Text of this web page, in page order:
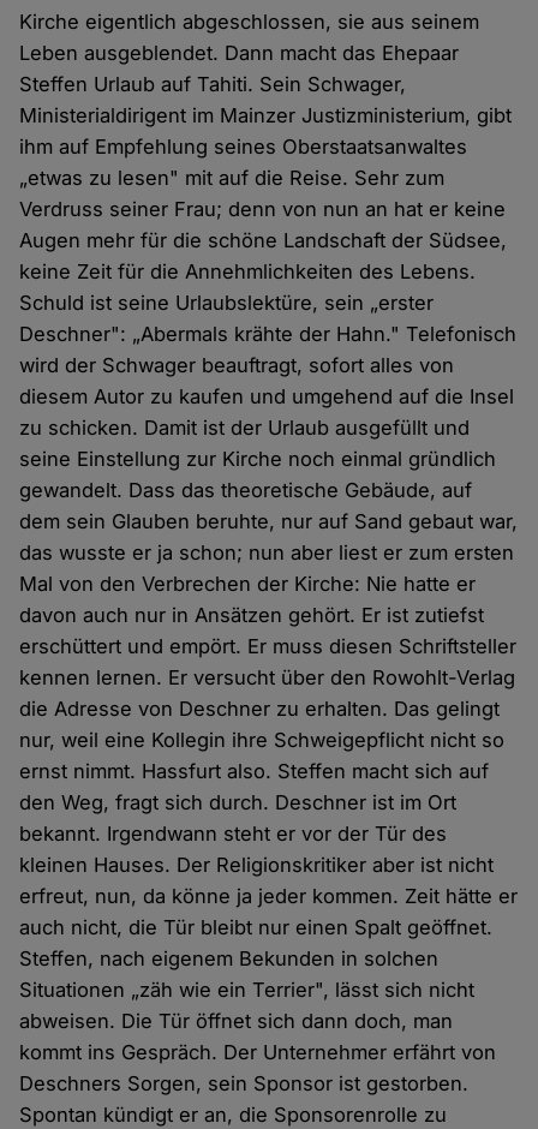
Kirche eigentlich abgeschlossen, sie aus seinem
Leben ausgeblendet. Dann macht das Ehepaar
Steffen Urlaub auf Tahiti. Sein Schwager,
Ministerialdirigent im Mainzer Justizministerium, gibt
ihm auf Empfehlung seines Oberstaatsanwaltes
„etwas zu lesen" mit auf die Reise. Sehr zum
Verdruss seiner Frau; denn von nun an hat er keine
Augen mehr für die schöne Landschaft der Südsee,
keine Zeit für die Annehmlichkeiten des Lebens.
Schuld ist seine Urlaubslektüre, sein „erster
Deschner": „Abermals krähte der Hahn." Telefonisch
wird der Schwager beauftragt, sofort alles von
diesem Autor zu kaufen und umgehend auf die Insel
zu schicken. Damit ist der Urlaub ausgefüllt und
seine Einstellung zur Kirche noch einmal gründlich
gewandelt. Dass das theoretische Gebäude, auf
dem sein Glauben beruhte, nur auf Sand gebaut war,
das wusste er ja schon; nun aber liest er zum ersten
Mal von den Verbrechen der Kirche: Nie hatte er
davon auch nur in Ansätzen gehört. Er ist zutiefst
erschüttert und empört. Er muss diesen Schriftsteller
kennen lernen. Er versucht über den Rowohlt-Verlag
die Adresse von Deschner zu erhalten. Das gelingt
nur, weil eine Kollegin ihre Schweigepflicht nicht so
ernst nimmt. Hassfurt also. Steffen macht sich auf
den Weg, fragt sich durch. Deschner ist im Ort
bekannt. Irgendwann steht er vor der Tür des
kleinen Hauses. Der Religionskritiker aber ist nicht
erfreut, nun, da könne ja jeder kommen. Zeit hätte er
auch nicht, die Tür bleibt nur einen Spalt geöffnet.
Steffen, nach eigenem Bekunden in solchen
Situationen „zäh wie ein Terrier", lässt sich nicht
abweisen. Die Tür öffnet sich dann doch, man
kommt ins Gespräch. Der Unternehmer erfährt von
Deschners Sorgen, sein Sponsor ist gestorben.
Spontan kündigt er an, die Sponsorenrolle zu